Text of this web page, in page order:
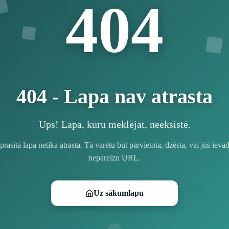
404
404 - Lapa nav atrasta
Ups! Lapa, kuru meklējat, neeksistē.
lapa netika atrasta. Tā varētu būt pārvietota, dzēsta, vai jūs
nepareizu URL.
Uz sākumlapu